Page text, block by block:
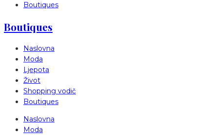
Boutiques
Boutiques
Naslovna
Moda
Ljepota
Život
Shopping vodič
Boutiques
Naslovna
Moda